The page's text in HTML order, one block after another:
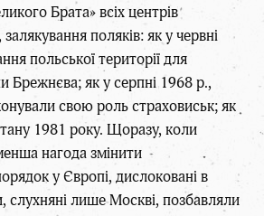
Брата» всіх центрів
поляків: як у червні
польської території для
Брежнєва; як у серпні 1968 р.,
свою роль страховиськ; як
1981 року. Щоразу, коли
нагода змінити
у Європі, дислоковані в
слухняні лише Москві, позбавляли